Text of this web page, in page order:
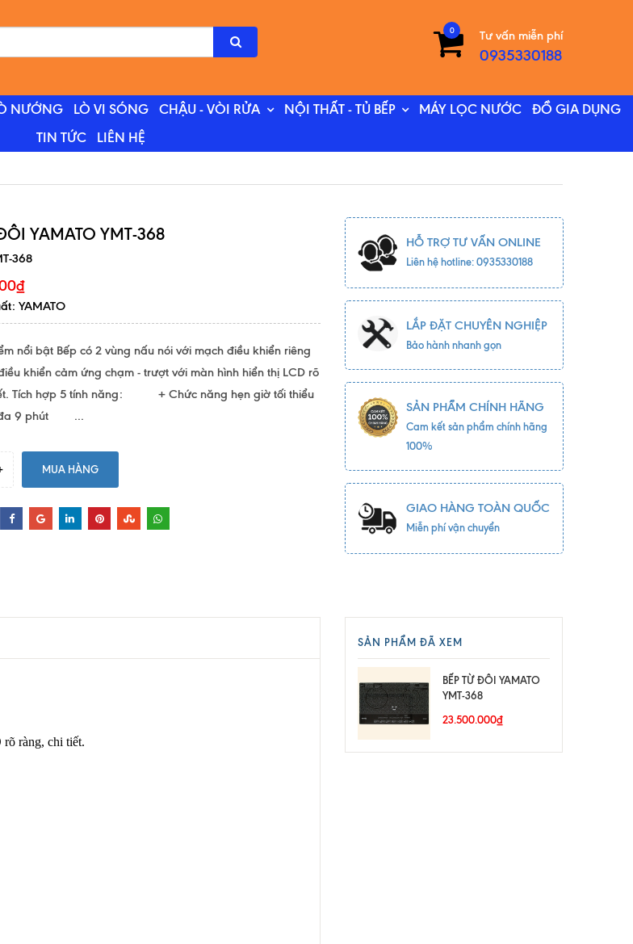
Tư vấn miễn phí
0935330188
0
NƯỚNG LÒ VI SÓNG CHẬU - VÒI RỬA NỘI THẤT - TỦ BẾP MÁY LỌC NƯỚC
ĐỒ GIA DỤNG
TIN TỨC
LIÊN HỆ
YAMATO YMT-368
368
YAMATO
bật Bếp có 2 vùng nấu nói với mạch điều khiển riêng
khiển cảm ứng chạm - trượt với màn hình hiển thị LCD rõ
Tích hợp 5 tính năng: + Chức năng hẹn giờ tối thiểu
đa 9 phút ...
MUA HÀNG
HỖ TRỢ TƯ VẤN ONLINE
Liên hệ hotline: 0935330188
LẮP ĐẶT CHUYÊN NGHIỆP
Bảo hành nhanh gọn
SẢN PHẨM CHÍNH HÃNG
Cam kết sản phẩm chính hãng
100%
GIAO HÀNG TOÀN QUỐC
Miễn phí vận chuyển
ràng, chi tiết.
SẢN PHẨM ĐÃ XEM
BẾP TỪ ĐÔI YAMATO
YMT-368
23.500.000₫